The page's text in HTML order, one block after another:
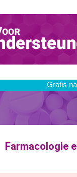
Farmacologie